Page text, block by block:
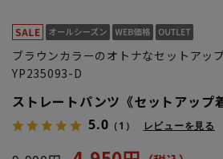
ブラウンカラーのオトナなセットアッ
YP235093-D
ストレートパンツ《セットアップ
5.0 （1） レビューを見る